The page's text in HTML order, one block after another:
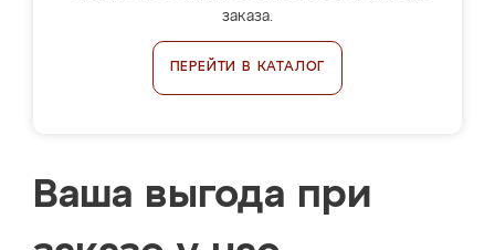
заказа.
ПЕРЕЙТИ В КАТАЛОГ
Ваша выгода при